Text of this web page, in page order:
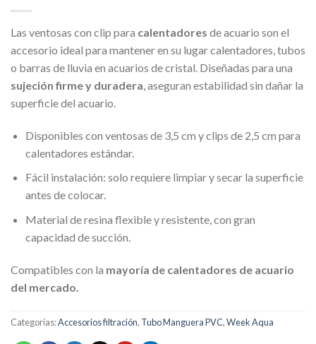
Las ventosas con clip para calentadores de acuario son el
accesorio ideal para mantener en su lugar calentadores, tubos
o barras de lluvia en acuarios de cristal. Diseñadas para una
sujeción firme y duradera, aseguran estabilidad sin dañar la
superficie del acuario.
Disponibles con ventosas de 3,5 cm y clips de 2,5 cm para
calentadores estándar.
Fácil instalación: solo requiere limpiar y secar la superficie
antes de colocar.
Material de resina flexible y resistente, con gran
capacidad de succión.
Compatibles con la mayoría de calentadores de acuario
del mercado.
Categorías:Accesorios filtración, Tubo Manguera PVC,Week Aqua